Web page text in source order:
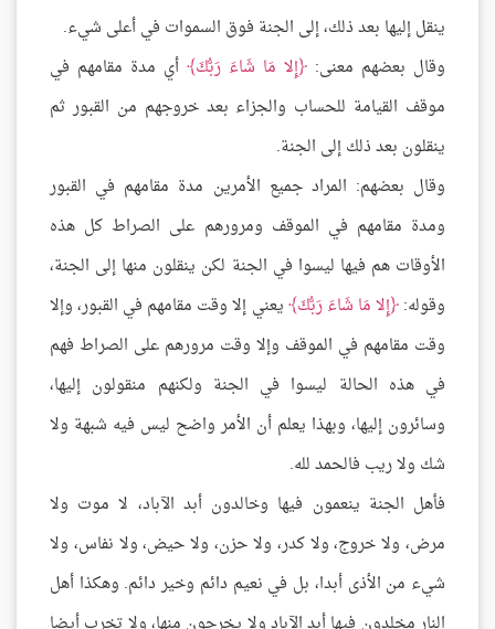
ينقل إليها بعد ذلك، إلى الجنة فوق السموات في أعلى شيء.
وقال بعضهم معنى: إِلا مَا شَاءَ رَبُّكَ أي مدة مقامهم في
موقف القيامة للحساب والجزاء بعد خروجهم من القبور ثم
ينقلون بعد ذلك إلى الجنة.
وقال بعضهم: المراد جميع الأمرين مدة مقامهم في القبور
ومدة مقامهم في الموقف ومرورهم على الصراط كل هذه
الأوقات هم فيها ليسوا في الجنة لكن ينقلون منها إلى الجنة،
وقوله: إِلا مَا شَاءَ رَبُّكَ يعني إلا وقت مقامهم في القبور، وإلا
وقت مقامهم في الموقف وإلا وقت مرورهم على الصراط فهم
في هذه الحالة ليسوا في الجنة ولكنهم منقولون إليها،
وسائرون إليها، وبهذا يعلم أن الأمر واضح ليس فيه شبهة ولا
شك ولا ريب فالحمد لله.
فأهل الجنة ينعمون فيها وخالدون أبد الآباد، لا موت ولا
مرض، ولا خروج، ولا كدر، ولا حزن، ولا حيض، ولا نفاس، ولا
شيء من الأذى أبدا، بل في نعيم دائم وخير دائم. وهكذا أهل